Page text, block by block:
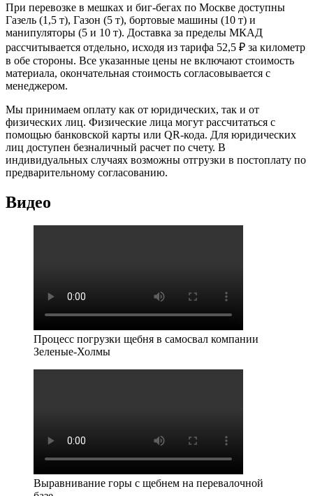
При перевозке в мешках и биг-бегах по Москве доступны
Газель (1,5 т), Газон (5 т), бортовые машины (10 т) и
манипуляторы (5 и 10 т). Доставка за пределы МКАД
рассчитывается отдельно, исходя из тарифа 52,5 ₽ за километр
в обе стороны. Все указанные цены не включают стоимость
материала, окончательная стоимость согласовывается с
менеджером.
Мы принимаем оплату как от юридических, так и от
физических лиц. Физические лица могут рассчитаться с
помощью банковской карты или QR-кода. Для юридических
лиц доступен безналичный расчет по счету. В
индивидуальных случаях возможны отгрузки в постоплату по
предварительному согласованию.
Видео
Процесс погрузки щебня в самосвал компании
Зеленые-Холмы
Выравнивание горы с щебнем на перевалочной